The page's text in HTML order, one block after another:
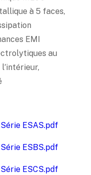
à 5 faces,
EMI
au
ESAS.pdf
ESBS.pdf
ESCS.pdf